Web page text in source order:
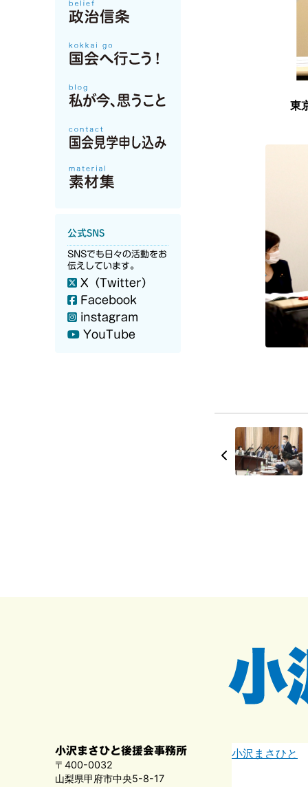
公式SNS
SNSでも日々の活動をお
伝えしています。
X（Twitter）
Facebook
instagram
YouTube
東
小沢まさひと後援会事務所
〒400-0032
山梨県甲府市中央5-8-17
小沢まさひと